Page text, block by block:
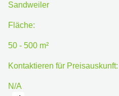
Sandweiler
Fläche:
50 - 500 m²
Kontaktieren für Preisauskunft:
N/A